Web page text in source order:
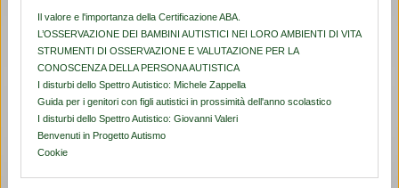
Il valore e l'importanza della Certificazione ABA.
L’OSSERVAZIONE DEI BAMBINI AUTISTICI NEI LORO AMBIENTI DI VITA
STRUMENTI DI OSSERVAZIONE E VALUTAZIONE PER LA
CONOSCENZA DELLA PERSONA AUTISTICA
I disturbi dello Spettro Autistico: Michele Zappella
Guida per i genitori con figli autistici in prossimità dell'anno scolastico
I disturbi dello Spettro Autistico: Giovanni Valeri
Benvenuti in Progetto Autismo
Cookie